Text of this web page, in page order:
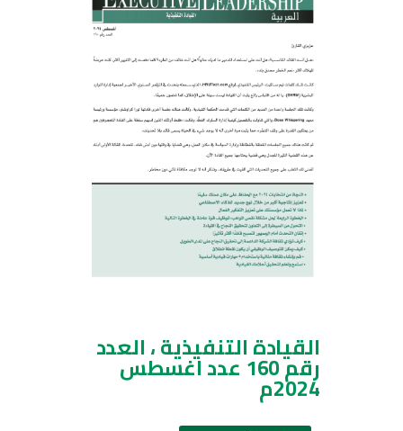
القيادة التنفيذية ، العدد
رقم 160 عدد اغسطس
2024م